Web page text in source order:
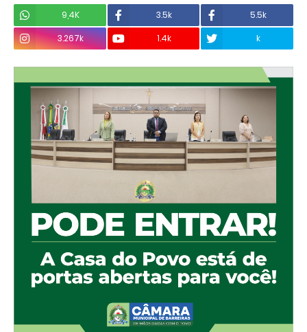
9,4K 3.5k
5.5k
3.267k
1.4k k